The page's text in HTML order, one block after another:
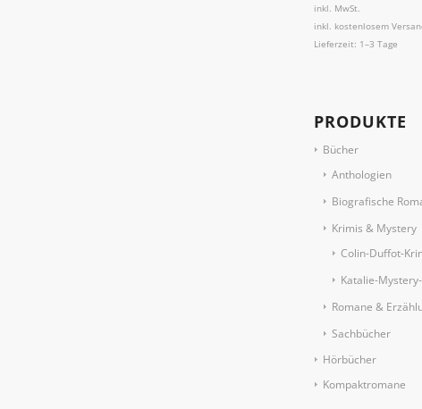
inkl. MwSt.
inkl. kostenlosem
Lieferzeit: 1–3 Tage
PRODUKTE
Bücher
Anthologien
Biografische
Krimis & Mystery
Colin-Duffot-
Katalie-
Romane &
Sachbücher
Hörbücher
Kompaktromane